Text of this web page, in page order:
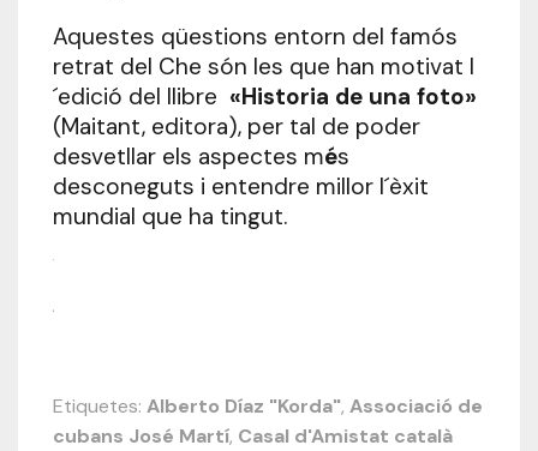
Aquestes qüestions entorn del famós
retrat del Che són les que han motivat l
´edició del llibre «Historia de una foto»
(Maitant, editora), per tal de poder
desvetllar els aspectes més
desconeguts i entendre millor l´èxit
mundial que ha tingut.
.
,
Etiquetes: Alberto Díaz "Korda", Associació de
cubans José Martí, Casal d'Amistat català